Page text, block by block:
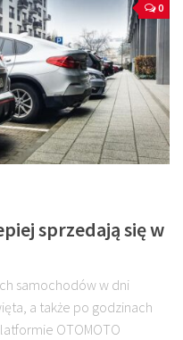
0
sprzedają się w
samochodów w dni
a także po godzinach
OTOMOTO